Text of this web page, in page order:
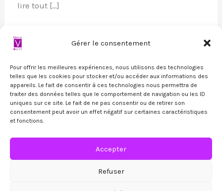
Gérer le consentement
Pour offrir les meilleures expériences, nous utilisons des technologies
telles que les cookies pour stocker et/ou accéder aux informations des
appareils. Le fait de consentir à ces technologies nous permettra de
traiter des données telles que le comportement de navigation ou les ID
uniques sur ce site. Le fait de ne pas consentir ou de retirer son
consentement peut avoir un effet négatif sur certaines caractéristiques
et fonctions.
Accepter
Refuser
lire tout […]
Copyright © 2026Editions Voy'el| Propulsé parAstra
Thème WordPress
Médiation & litige :